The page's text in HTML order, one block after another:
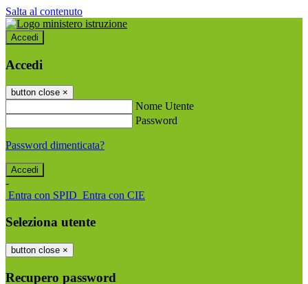
Salta al contenuto
Accedi
Accedi
button close ×
Nome Utente
Password
Password dimenticata?
-
Entra con SPID Entra con CIE
Seleziona utente
button close ×
Recupero password